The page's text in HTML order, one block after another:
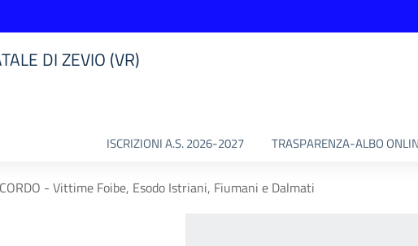
DI ZEVIO (VR)
ISCRIZIONI A.S. 2026-2027 TRASPARENZA-ALBO
- Vittime Foibe, Esodo Istriani, Fiumani e Dalmati